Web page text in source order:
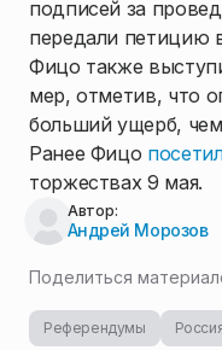
подписей за
передали петицию
Фицо также
мер, отметив, что
больший ущерб,
Ранее Фицо
торжествах 9 мая.
Автор:
Андрей Морозов
Поделиться
Референдумы